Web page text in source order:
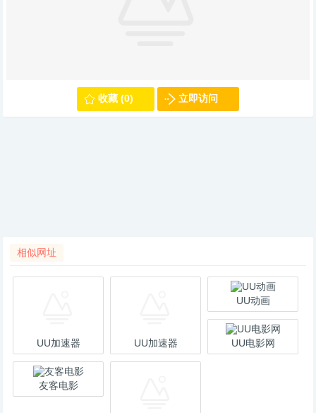
收藏 (0) 立即访问
相似网址
UU加速器 UU加速器
UU动画
UU电影网
友客电影